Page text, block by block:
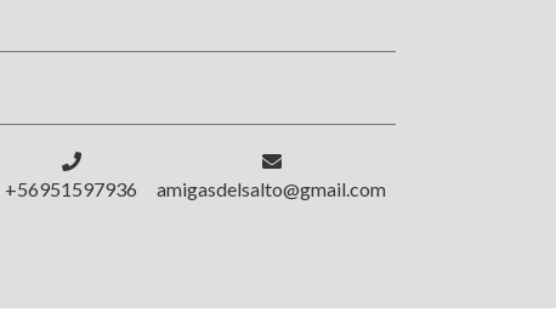
+56951597936 amigasdelsalto@gmail.com